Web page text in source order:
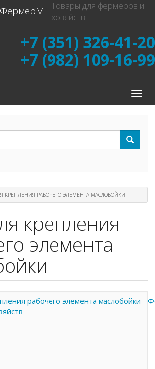
ФермерМ
Товары для фермеров и
хозяйств
+7 (351) 326-41-20
+7 (982) 109-16-99
Toggle
КРЕПЛЕНИЯ РАБОЧЕГО ЭЛЕМЕНТА МАСЛОБОЙКИ
крепления
элемента